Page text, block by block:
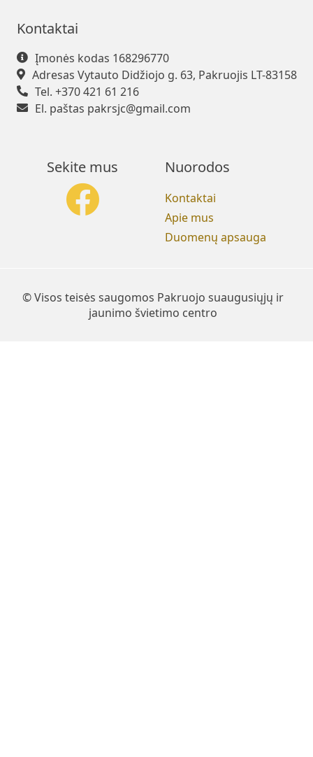
Kontaktai
Įmonės kodas 168296770
Adresas Vytauto Didžiojo g. 63, Pakruojis LT-83158
Tel. +370 421 61 216
El. paštas pakrsjc@gmail.com
Sekite mus Nuorodos
Kontaktai
Apie mus
Duomenų apsauga
© Visos teisės saugomos Pakruojo suaugusiųjų ir
jaunimo švietimo centro